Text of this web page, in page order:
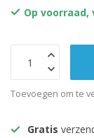
Op
Toevoegen om te
Gratis